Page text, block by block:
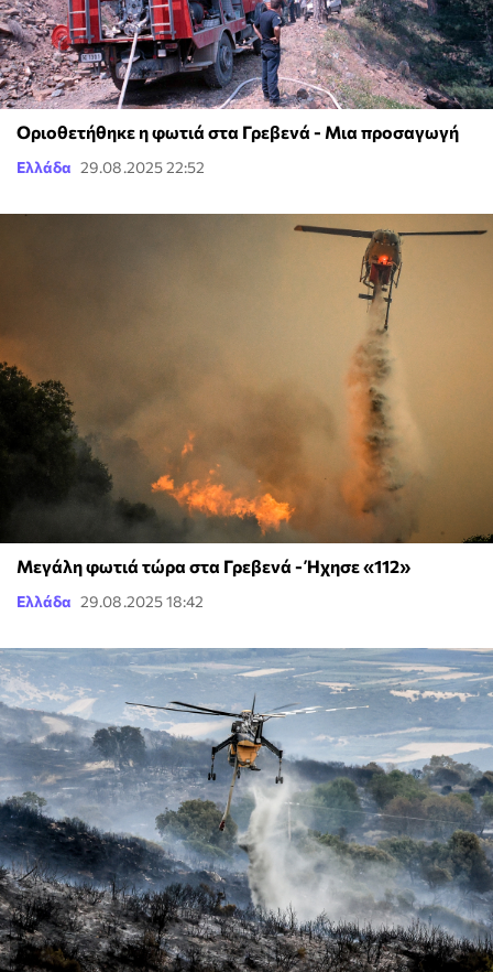
Οριοθετήθηκε η φωτιά στα Γρεβενά - Μια προσαγωγή
Ελλάδα 29.08.2025 22:52
Μεγάλη φωτιά τώρα στα Γρεβενά - Ήχησε «112»
Ελλάδα 29.08.2025 18:42